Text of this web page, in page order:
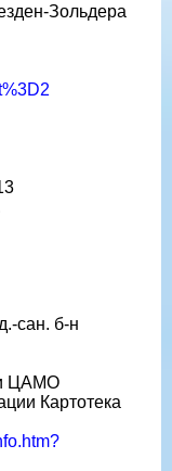
Зольдера
сан. б-н
ЦАМО
Картотека